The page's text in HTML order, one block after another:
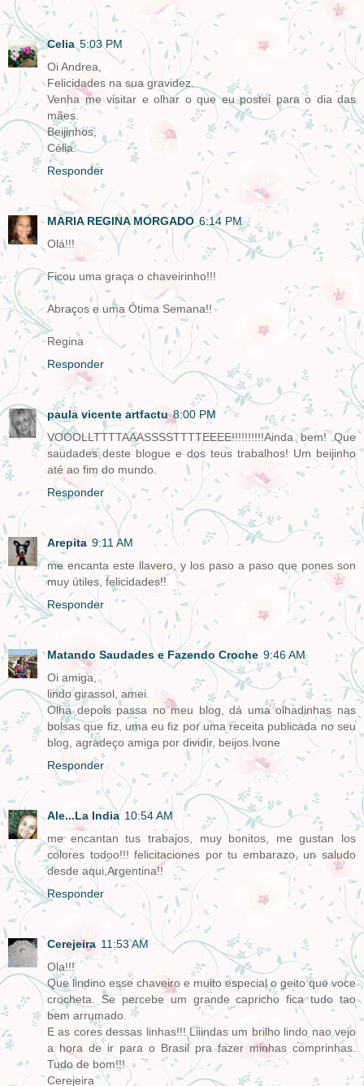
Celia 5:03 PM
Oi Andrea,
Felicidades na sua gravidez.
Venha me visitar e olhar o que eu postei para o dia das
mães.
Beijinhos,
Célia.
Responder
MARIA REGINA MORGADO 6:14 PM
Olá!!!
Ficou uma graça o chaveirinho!!!
Abraços e uma Ótima Semana!!
Regina
Responder
paula vicente artfactu 8:00 PM
VOOOLLTTTTAAASSSSTTTTEEEE!!!!!!!!!!Ainda bem! Que
saudades deste blogue e dos teus trabalhos! Um beijinho
até ao fim do mundo.
Responder
Arepita 9:11 AM
me encanta este llavero, y los paso a paso que pones son
muy útiles, felicidades!!
Responder
Matando Saudades e Fazendo Croche 9:46 AM
Oi amiga,
lindo girassol, amei.
Olha depois passa no meu blog, dá uma olhadinhas nas
bolsas que fiz, uma eu fiz por uma receita publicada no seu
blog, agradeço amiga por dividir, beijos.Ivone
Responder
Ale...La India 10:54 AM
me encantan tus trabajos, muy bonitos, me gustan los
colores todoo!!! felicitaciones por tu embarazo, un saludo
desde aqui,Argentina!!
Responder
Cerejeira 11:53 AM
Ola!!!
Que lindino esse chaveiro e muito especial o geito que voce
crocheta. Se percebe um grande capricho fica tudo tao
bem arrumado.
E as cores dessas linhas!!! Liiindas um brilho lindo nao vejo
a hora de ir para o Brasil pra fazer minhas comprinhas.
Tudo de bom!!!
Cerejeira